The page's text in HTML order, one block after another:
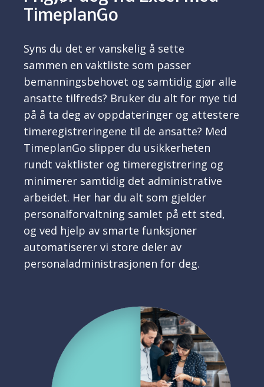
TimeplanGo
Syns du det er vanskelig å sette
sammen en vaktliste som passer
bemanningsbehovet og samtidig gjør alle
ansatte tilfreds? Bruker du alt for mye tid
på å ta deg av oppdateringer og attestere
timeregistreringene til de ansatte? Med
TimeplanGo slipper du usikkerheten
rundt vaktlister og timeregistrering og
minimerer samtidig det administrative
arbeidet. Her har du alt som gjelder
personalforvaltning samlet på ett sted,
og ved hjelp av smarte funksjoner
automatiserer vi store deler av
personaladministrasjonen for deg.